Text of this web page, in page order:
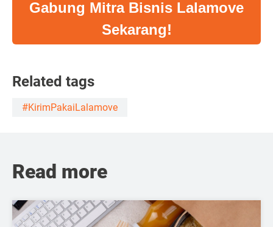
Gabung Mitra Bisnis Lalamove
Sekarang!
Related tags
#KirimPakaiLalamove
Read more